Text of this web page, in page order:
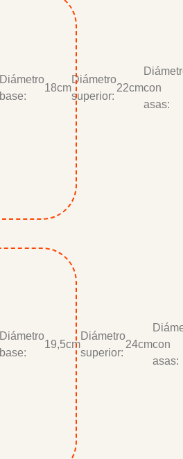
Diámetro
base:
18cm
Diámetro
superior:
22cmcon
asas:
Diámetro
base:
19,5cm
Diámetro
superior:
24cmcon
asas: